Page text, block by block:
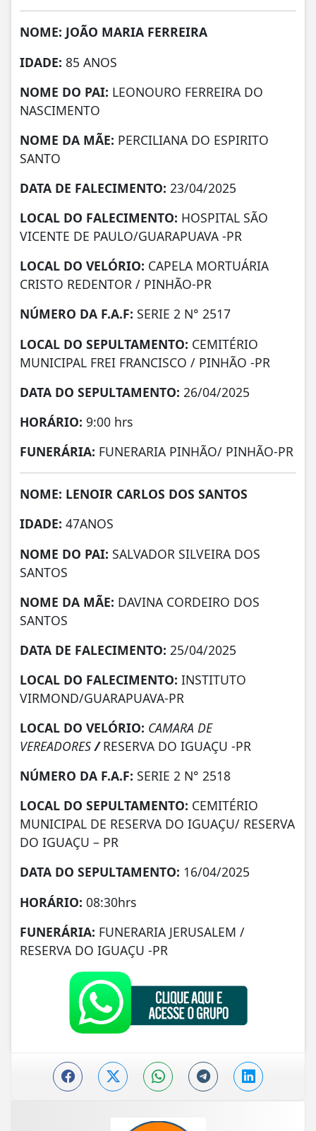
NOME: JOÃO MARIA FERREIRA
IDADE: 85 ANOS
NOME DO PAI: LEONOURO FERREIRA DO
NASCIMENTO
NOME DA MÃE: PERCILIANA DO ESPIRITO
SANTO
DATA DE FALECIMENTO: 23/04/2025
LOCAL DO FALECIMENTO: HOSPITAL SÃO
VICENTE DE PAULO/GUARAPUAVA -PR
LOCAL DO VELÓRIO: CAPELA MORTUÁRIA
CRISTO REDENTOR / PINHÃO-PR
NÚMERO DA F.A.F: SERIE 2 N° 2517
LOCAL DO SEPULTAMENTO: CEMITÉRIO
MUNICIPAL FREI FRANCISCO / PINHÃO -PR
DATA DO SEPULTAMENTO: 26/04/2025
HORÁRIO: 9:00 hrs
FUNERÁRIA: FUNERARIA PINHÃO/ PINHÃO-PR
NOME: LENOIR CARLOS DOS SANTOS
IDADE: 47ANOS
NOME DO PAI: SALVADOR SILVEIRA DOS
SANTOS
NOME DA MÃE: DAVINA CORDEIRO DOS
SANTOS
DATA DE FALECIMENTO: 25/04/2025
LOCAL DO FALECIMENTO: INSTITUTO
VIRMOND/GUARAPUAVA-PR
LOCAL DO VELÓRIO: CAMARA DE
VEREADORES/RESERVA DO IGUAÇU -PR
NÚMERO DA F.A.F: SERIE 2 N° 2518
LOCAL DO SEPULTAMENTO: CEMITÉRIO
MUNICIPAL DE RESERVA DO IGUAÇU/ RESERVA
DO IGUAÇU – PR
DATA DO SEPULTAMENTO: 16/04/2025
HORÁRIO: 08:30hrs
FUNERÁRIA: FUNERARIA JERUSALEM /
RESERVA DO IGUAÇU -PR